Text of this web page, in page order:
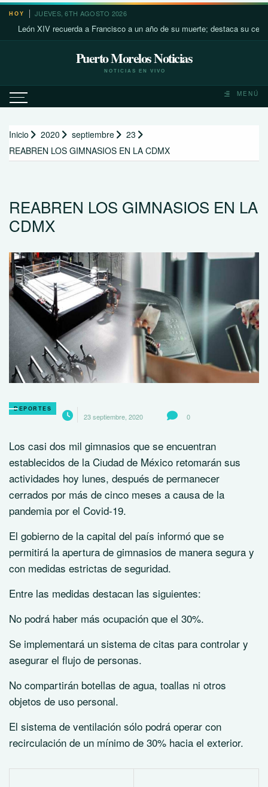
Saltar
contenido
HOY JUEVES, 6TH AGOSTO 2026
XIV recuerda a Francisco a un año de su muerte; destaca su cercanía
Puerto Morelos Noticias
NOTICIAS EN VIVO
MENÚ
Inicio 2020 septiembre
23
REABREN LOS GIMNASIOS EN LA CDMX
REABREN LOS GIMNASIOS EN LA
CDMX
DEPORTES
23 septiembre, 2020 0
Los casi dos mil gimnasios que se encuentran
establecidos de la Ciudad de México retomarán sus
actividades hoy lunes, después de permanecer
cerrados por más de cinco meses a causa de la
pandemia por el Covid-19.
El gobierno de la capital del país informó que se
permitirá la apertura de gimnasios de manera segura y
con medidas estrictas de seguridad.
Entre las medidas destacan las siguientes:
No podrá haber más ocupación que el 30%.
Se implementará un sistema de citas para controlar y
asegurar el flujo de personas.
No compartirán botellas de agua, toallas ni otros
objetos de uso personal.
El sistema de ventilación sólo podrá operar con
recirculación de un mínimo de 30% hacia el exterior.